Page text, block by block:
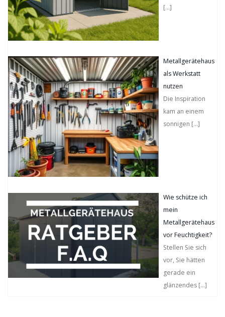
[…]
Metallgerätehaus
als Werkstatt
nutzen
Die Inspiration
kam an einem
sonnigen […]
Wie schütze ich
mein
Metallgerätehaus
vor Feuchtigkeit?
Stellen Sie sich
vor, Sie hätten
gerade ein
glänzendes […]